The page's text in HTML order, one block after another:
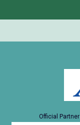
Official Partner